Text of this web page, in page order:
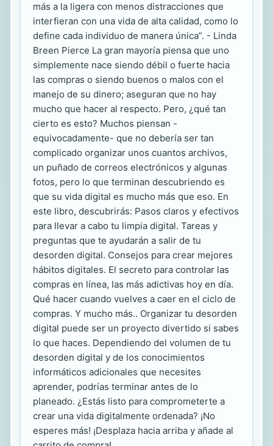
más a la ligera con menos distracciones que
interfieran con una vida de alta calidad, como lo
define cada individuo de manera única”. - Linda
Breen Pierce La gran mayoría piensa que uno
simplemente nace siendo débil o fuerte hacia
las compras o siendo buenos o malos con el
manejo de su dinero; aseguran que no hay
mucho que hacer al respecto. Pero, ¿qué tan
cierto es esto? Muchos piensan -
equivocadamente- que no debería ser tan
complicado organizar unos cuantos archivos,
un puñado de correos electrónicos y algunas
fotos, pero lo que terminan descubriendo es
que su vida digital es mucho más que eso. En
este libro, descubrirás: Pasos claros y efectivos
para llevar a cabo tu limpia digital. Tareas y
preguntas que te ayudarán a salir de tu
desorden digital. Consejos para crear mejores
hábitos digitales. El secreto para controlar las
compras en línea, las más adictivas hoy en día.
Qué hacer cuando vuelves a caer en el ciclo de
compras. Y mucho más.. Organizar tu desorden
digital puede ser un proyecto divertido si sabes
lo que haces. Dependiendo del volumen de tu
desorden digital y de los conocimientos
informáticos adicionales que necesites
aprender, podrías terminar antes de lo
planeado. ¿Estás listo para comprometerte a
crear una vida digitalmente ordenada? ¡No
esperes más! ¡Desplaza hacia arriba y añade al